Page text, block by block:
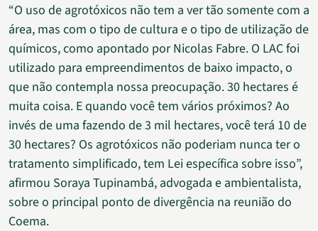
“O uso de agrotóxicos não tem a ver tão somente com a
área, mas com o tipo de cultura e o tipo de utilização de
químicos, como apontado por Nicolas Fabre. O LAC foi
utilizado para empreendimentos de baixo impacto, o
que não contempla nossa preocupação. 30 hectares é
muita coisa. E quando você tem vários próximos? Ao
invés de uma fazendo de 3 mil hectares, você terá 10 de
30 hectares? Os agrotóxicos não poderiam nunca ter o
tratamento simplificado, tem Lei específica sobre isso”,
afirmou Soraya Tupinambá, advogada e ambientalista,
sobre o principal ponto de divergência na reunião do
Coema.